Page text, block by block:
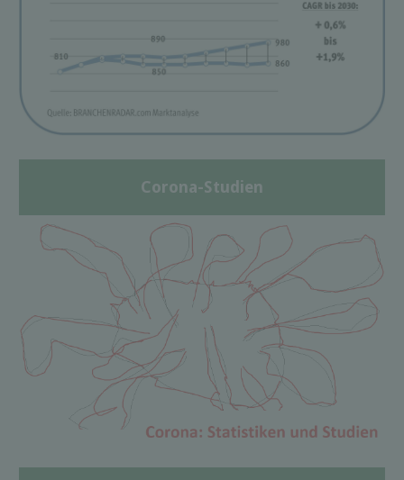
Corona-Studien